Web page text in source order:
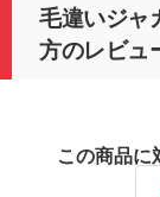
毛違いジャ
方のレビュ
この商品に